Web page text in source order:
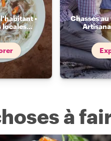
•
locales...
Chasses
à